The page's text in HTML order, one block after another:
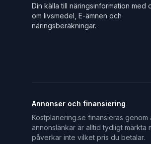
Din källa till näringsinformation med
om livsmedel, E-ämnen och
näringsberäkningar.
Annonser och finansiering
Kostplanering.se finansieras
annonslänkar är alltid tydligt
påverkar inte vilket pris du betalar.